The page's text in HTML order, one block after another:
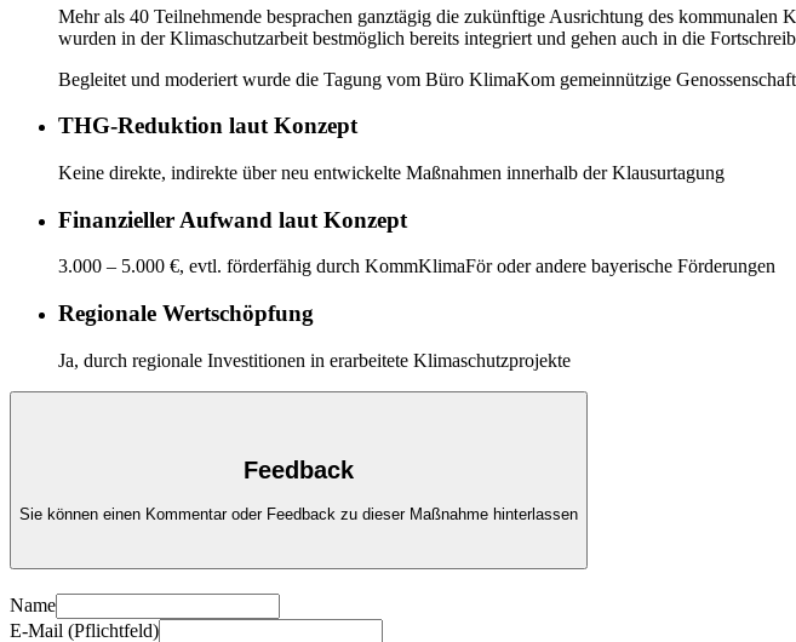
Mehr als 40 Teilnehmende besprachen ganztägig die zukünftige Ausrichtung des
wurden in der Klimaschutzarbeit bestmöglich bereits integriert und gehen auch in die
Begleitet und moderiert wurde die Tagung vom Büro KlimaKom gemeinnützige
THG-Reduktion laut Konzept
Keine direkte, indirekte über neu entwickelte Maßnahmen innerhalb der Klausurtagung
Finanzieller Aufwand laut Konzept
3.000 – 5.000 €, evtl. förderfähig durch KommKlimaFör oder andere bayerische Förderungen
Regionale Wertschöpfung
Ja, durch regionale Investitionen in erarbeitete Klimaschutzprojekte
Feedback
Sie können einen Kommentar oder Feedback zu dieser Maßnahme hinterlassen
Name
E-Mail (Pflichtfeld)